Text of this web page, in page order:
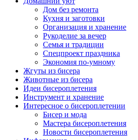
Дом без ремонта
Кухня и заготовки
Организация и хранение
Рукоделие за вечер
Семья и традиции
Спецпроект праздника
Экономия по-умному
Жгуты из бисера
Животные из бисера
Идеи бисероплетения
Инструмент и хранение
Интересное о бисероплетении
Бисер и мода
Мастера бисероплетения
Новости бисероплетения